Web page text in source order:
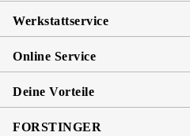
Werkstattservice
Online Service
Deine Vorteile
FORSTINGER